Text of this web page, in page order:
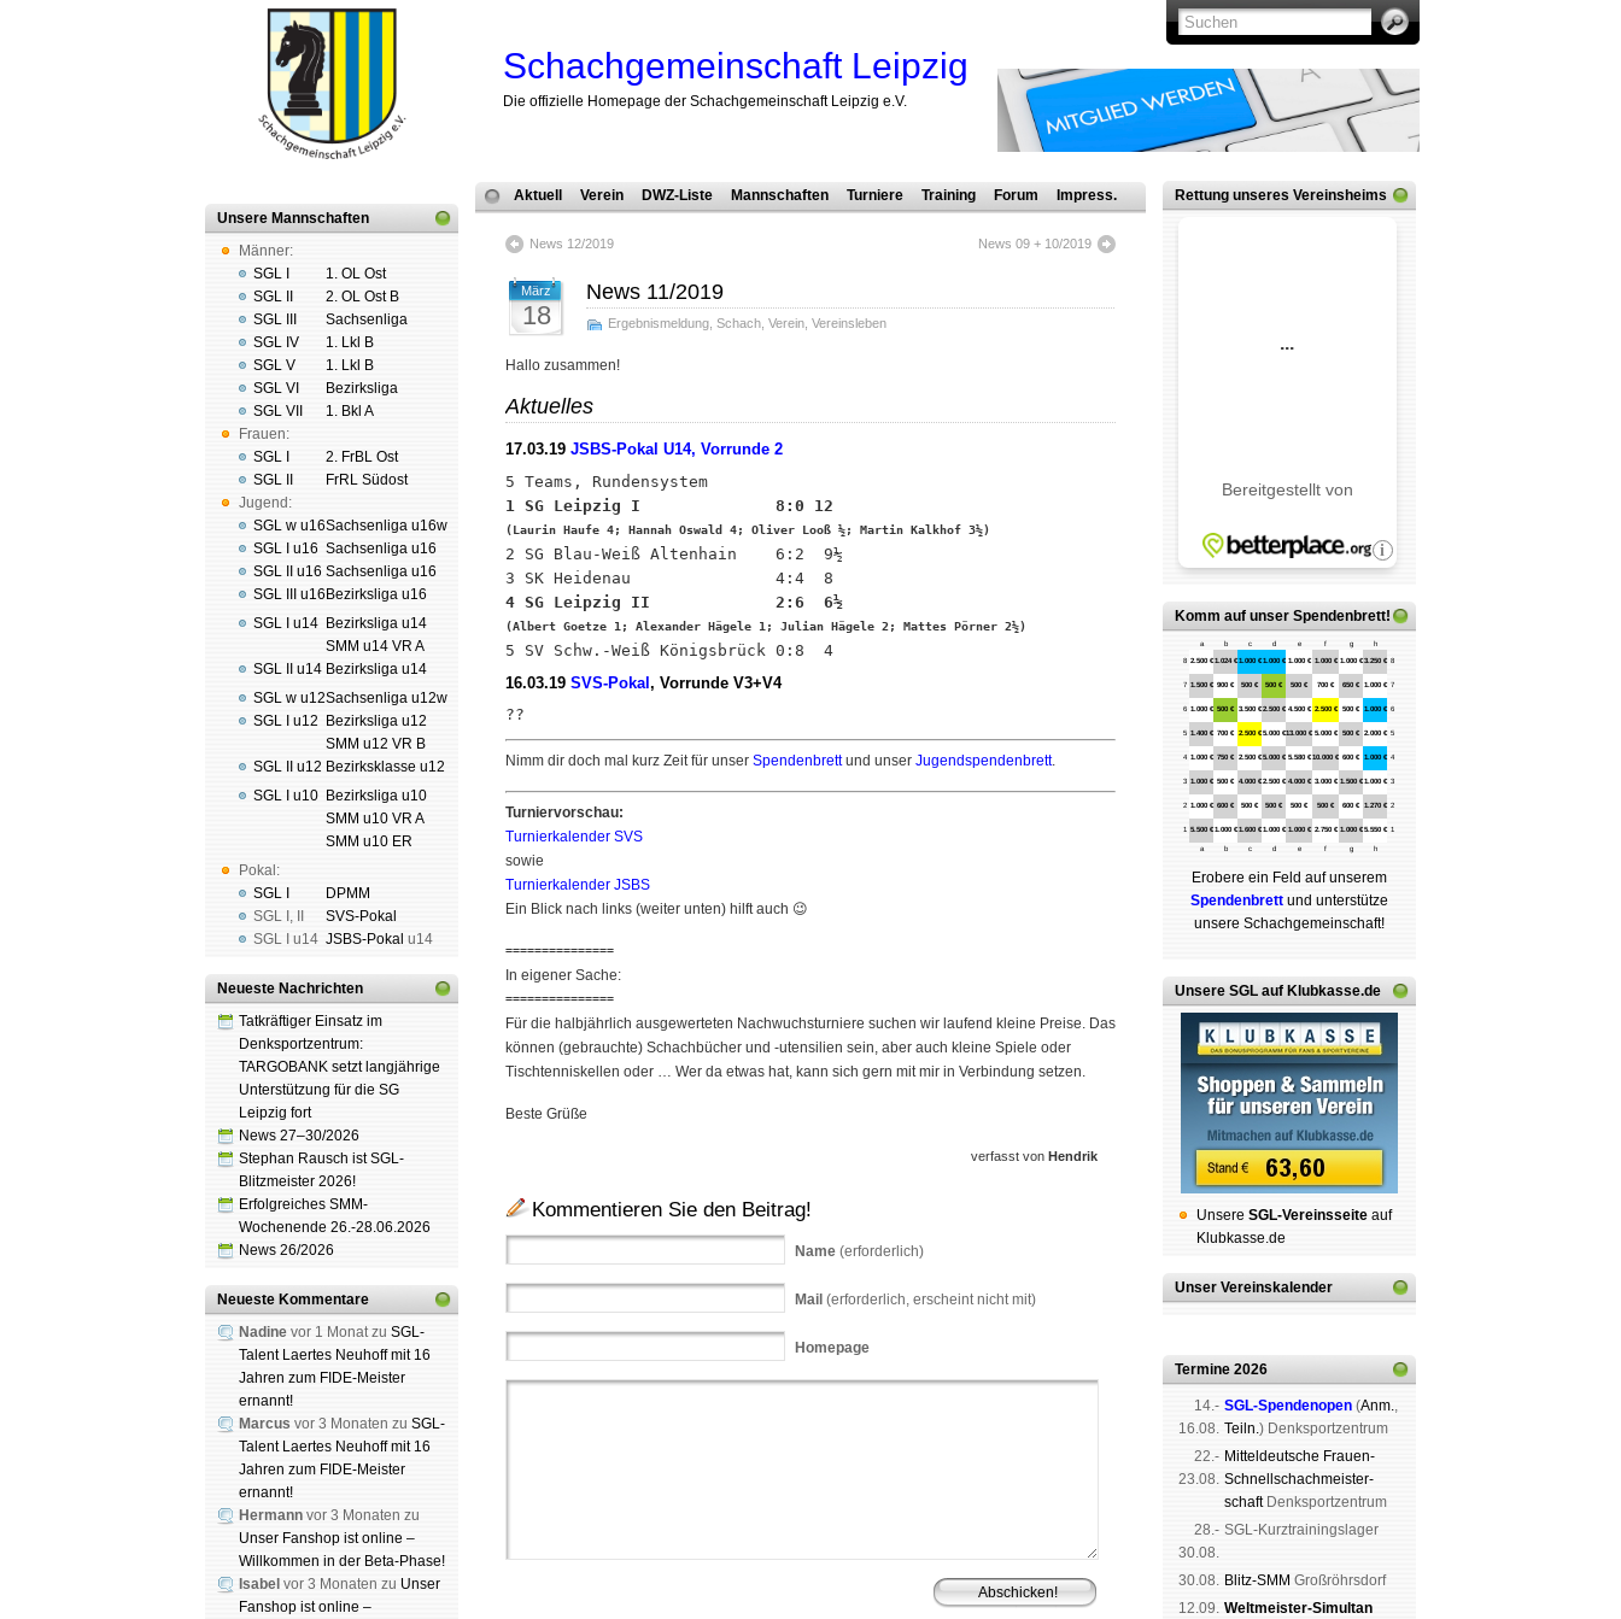
Schachgemeinschaft Leipzig
Die offizielle Homepage der Schachgemeinschaft Leipzig e.V.
Unsere Mannschaften
Männer:
SGL I
SGL II
SGL III
SGL IV
SGL V
SGL VI
SGL VII
Frauen:
SGL I
SGL II
Jugend:
SGL w u16
SGL I u16
SGL II u16
SGL III u16
SGL I u14
SGL II u14
SGL w u12
SGL I u12
SGL II u12
SGL I u10
Pokal:
SGL I
SGL I ,
SGL I
u14
1. OL Ost
2. OL Ost B
Sachsenliga
1. Lkl B
1. Lkl B
Bezirksliga
1. Bkl A
2. FrBL Ost
FrRL Südost
Sachsenliga u16w
Sachsenliga u16
Sachsenliga u16
Bezirksliga u16
Bezirksliga u14
SMM u14 VR A
Bezirksliga u14
Sachsenliga u12w
Bezirksliga u12
SMM u12 VR B
Bezirksklasse u12
Bezirksliga u10
SMM u10 VR A
SMM u10 ER
DPMM
SVS-Pokal
JSBS-Pokal u14
Neueste Nachrichten
Tatkräftiger Einsatz im
Denksportzentrum:
TARGOBANK setzt langjährige
Unterstützung für die SG
Leipzig fort
News 27–30/2026
Stephan Rausch ist SGL-
Blitzmeister 2026!
Erfolgreiches SMM-
Wochenende 26.-28.06.2026
News 26/2026
Neueste Kommentare
Nadine vor 1 Monat zu SGL-
Talent Laertes Neuhoff mit 16
Jahren zum FIDE-Meister
ernannt!
Marcus vor 3 Monaten zu SGL-
Talent Laertes Neuhoff mit 16
Jahren zum FIDE-Meister
ernannt!
Hermann vor 3 Monaten zu
Unser Fanshop ist online –
Willkommen in der Beta-Phase!
Isabel vor 3 Monaten zu Unser
Fanshop ist online –
Aktuell Verein DWZ-Liste Mannschaften Turniere Training Forum Impress.
News 12/2019 News 09 + 10/2019
März
18
News 11/2019
Ergebnismeldung Schach Verein Vereinsleben
Hallo zusammen!
Aktuelles
17.03.19 JSBS-Pokal U14, Vorrunde 2
(Laurin Haufe 4; Hannah Oswald 4; Oliver Looß ½; Martin Kalkhof 3½)
2 SG Blau-Weiß Altenhain    6:2  9½
(Albert Goetze 1; Alexander Hägele 1; Julian Hägele 2; Mattes Pörner 2½)
16.03.19 SVS-Pokal, Vorrunde V3+V4
Nimm dir doch mal kurz Zeit für unser Spendenbrettund unser Jugendspendenbrett.
Turniervorschau:
Turnierkalender SVS
sowie
Turnierkalender JSBS
Ein Blick nach links (weiter unten) hilft auch 😉
===============
In eigener Sache:
===============
Für die halbjährlich ausgewerteten Nachwuchsturniere suchen wir laufend kleine Preise. Das
können (gebrauchte) Schachbücher und -utensilien sein, aber auch kleine Spiele oder
Tischtenniskellen oder … Wer da etwas hat, kann sich gern mit mir in Verbindung setzen.
Beste Grüße
verfasst von Hendrik
Kommentieren Sie den Beitrag!
Name (erforderlich)
Mail (erforderlich, erscheint nicht mit)
Homepage
Rettung unseres Vereinsheims
Komm auf unser Spendenbrett!
a b c d e f g h
8 2.500 € 1.024 € 1.000 € 1.000 € 1.000 € 1.000 € 1.000 € 3.250 € 8
7 1.500 € 900 € 500 € 500 € 500 € 700 € 650 € 1.000 € 7
6 1.000 € 500 € 3.500 € 2.500 € 4.500 € 2.500 € 500 € 1.000 € 6
5 1.400 € 700 € 2.500 € 5.000 €13.000 € 5.000 € 500 € 2.000 € 5
4 1.000 € 750 € 2.500 € 5.000 € 5.580 € 10.000 € 600 € 1.000 € 4
3 1.000 € 500 € 4.000 € 2.500 € 4.000 € 3.000 € 1.500 € 1.000 € 3
2 1.000 € 600 € 500 € 500 € 500 € 500 € 600 € 1.270 € 2
1 5.500 € 1.000 € 1.600 € 1.000 € 1.000 € 2.750 € 1.000 € 5.550 € 1
a b c d e f g h
Erobere ein Feld auf unserem
Spenden­brett und unterstütze
unsere Schach­ge­mein­schaft!
Unsere SGL auf Klubkasse.de
Unsere SGL-Ver­eins­sei­te auf
Klubkasse.de
Unser Vereinskalender
Termine 2026
14.-
16.08.
SGL-Spenden­open (Anm.,
Teiln.) Denk­sport­zen­trum
22.-
23.08.
Mit­tel­deu­tsche Frauen-
Schnell­schach­meis­ter­
schaftDenk­sport­zen­trum
28.-
30.08.
SGL-Kurz­trai­nings­lager
30.08. Blitz-SMM Groß­röhrs­dorf
12.09. Weltmeister-Simultan